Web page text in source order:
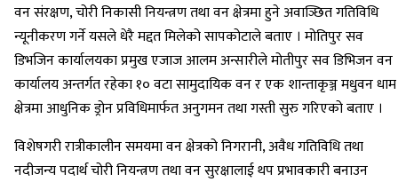
वन संरक्षण, चोरी निकासी नियन्त्रण तथा वन क्षेत्रमा हुने अवाञ्छित गतिविधि
न्यूनीकरण गर्ने यसले धेरै मद्दत मिलेको सापकोटाले बताए । मोतिपुर सव
डिभजिन कार्यालयका प्रमुख एजाज आलम अन्सारीले मोतीपुर सव डिभिजन वन
कार्यालय अन्तर्गत रहेका १० वटा सामुदायिक वन र एक शान्ताकृञ्ज मधुवन धाम
क्षेत्रमा आधुनिक ड्रोन प्रविधिमार्फत अनुगमन तथा गस्ती सुरु गरिएको बताए ।
विशेषगरी रात्रीकालीन समयमा वन क्षेत्रको निगरानी, अवैध गतिविधि तथा
नदीजन्य पदार्थ चोरी नियन्त्रण तथा वन सुरक्षालाई थप प्रभावकारी बनाउन